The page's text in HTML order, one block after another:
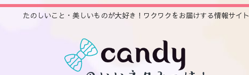
たのしいこと・美しいものが大好き！ワクワクをお届けする情報サイト